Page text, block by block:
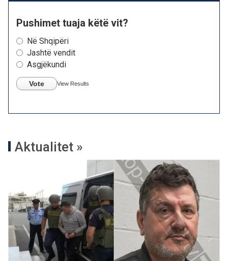
Pushimet tuaja këtë vit?
Në Shqipëri
Jashtë vendit
Asgjëkundi
Vote View Results
Aktualitet »